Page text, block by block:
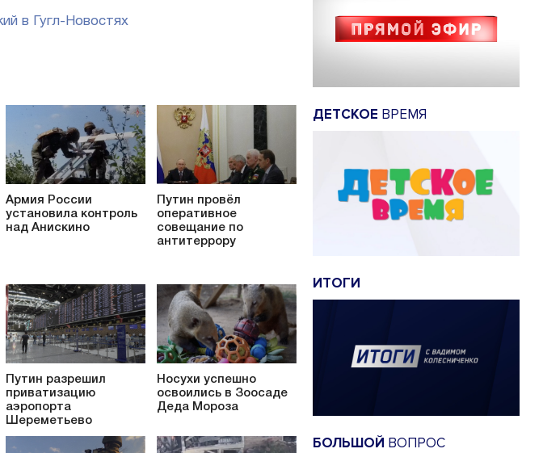
в Гугл-Новостях
Армия России
установила контроль
над Анискино
Путин провёл
оперативное
совещание по
антитеррору
Путин разрешил
приватизацию
аэропорта
Шереметьево
Носухи успешно
освоились в Зоосаде
Деда Мороза
ДЕТСКОЕ ВРЕМЯ
ИТОГИ
БОЛЬШОЙ ВОПРОС